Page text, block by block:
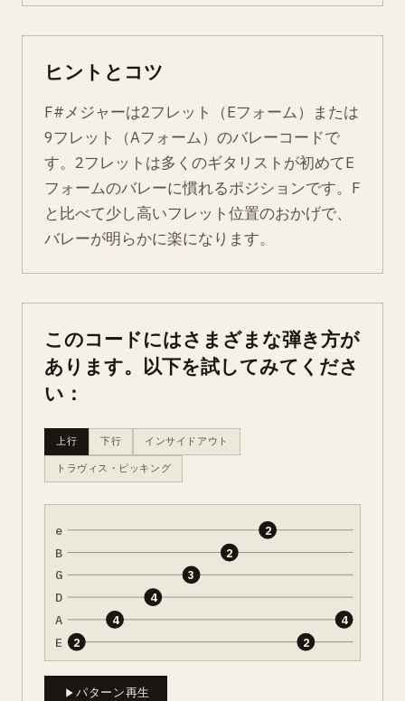
ヒントとコツ
F#メジャーは2フレット（Eフォーム）または
9フレット（Aフォーム）のバレーコードで
す。2フレットは多くのギタリストが初めてE
フォームのバレーに慣れるポジションです。F
と比べて少し高いフレット位置のおかげで、
バレーが明らかに楽になります。
このコードにはさまざまな弾き方が
あります。以下を試してみてくださ
い：
上行 下行 インサイドアウト
トラヴィス・ピッキング
e
B
G
D
A
E 2
4
4
3
2
2
2
4
パターン再生